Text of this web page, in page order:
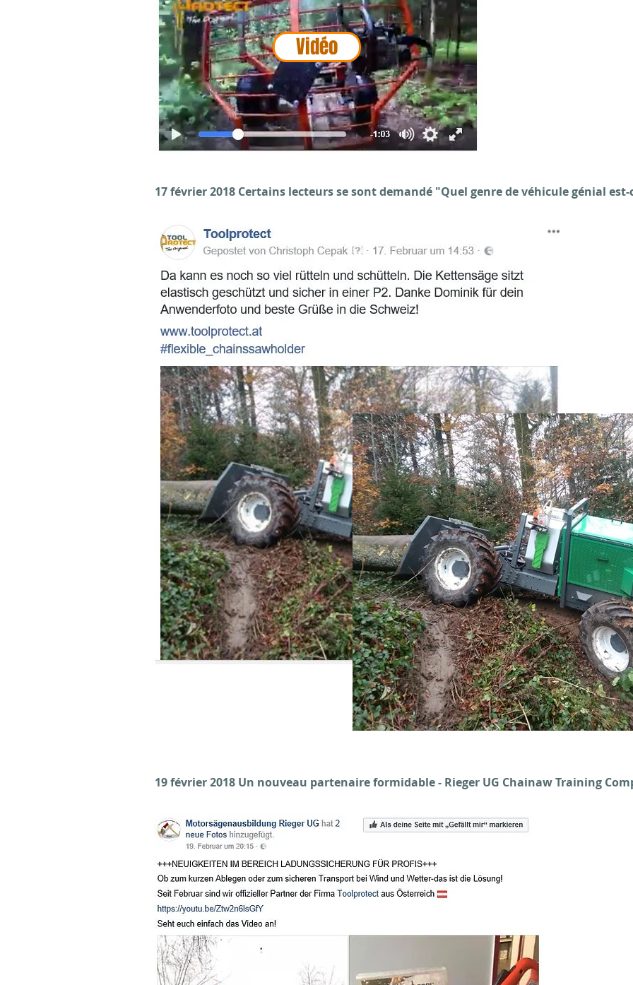
Vidéo
17 février 2018 Certains lecteurs se sont demandé "Quel genre de véhicule génial est-
19 février 2018 Un nouveau partenaire formidable - Rieger UG Chainaw Training